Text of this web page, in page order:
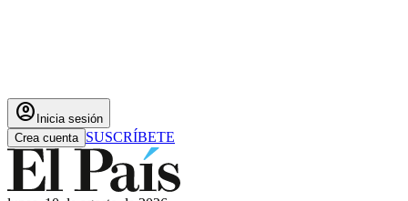
account_circle Inicia sesión
Crea cuenta SUSCRÍBETE